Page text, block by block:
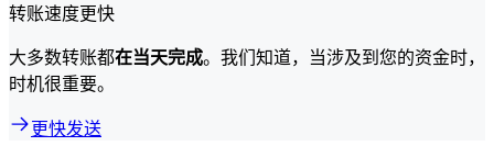
转账速度更快
大多数转账都在当天完成。我们知道，当涉及到您的资金时，
时机很重要。
更快发送